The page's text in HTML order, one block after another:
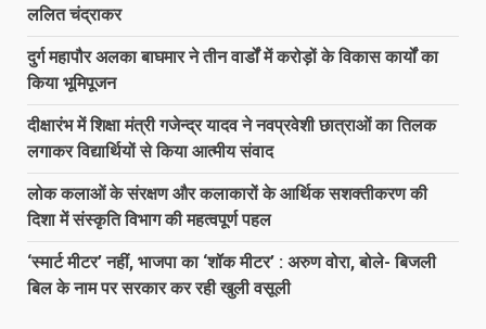
ललित चंद्राकर
दुर्ग महापौर अलका बाघमार ने तीन वार्डों में करोड़ों के विकास कार्यों का
किया भूमिपूजन
दीक्षारंभ में शिक्षा मंत्री गजेन्द्र यादव ने नवप्रवेशी छात्राओं का तिलक
लगाकर विद्यार्थियों से किया आत्मीय संवाद
लोक कलाओं के संरक्षण और कलाकारों के आर्थिक सशक्तीकरण की
दिशा में संस्कृति विभाग की महत्वपूर्ण पहल
‘स्मार्ट मीटर’ नहीं, भाजपा का ‘शॉक मीटर’ : अरुण वोरा, बोले- बिजली
बिल के नाम पर सरकार कर रही खुली वसूली